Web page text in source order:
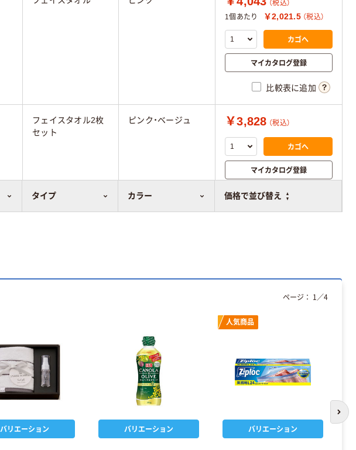
タイプ カラー 価格で並び替え
（税込）
1個あたり
￥2,021.5 （税込）
カゴへ
マイカタログ登録
比較表に追加
フェイスタオル2枚
セット
ピンク・ベージュ ￥3,828 （税込）
カゴへ
マイカタログ登録
比較表に追加
バリエーション バリエーション
人気商品
バリエーション
ページ： 1 ／4
次